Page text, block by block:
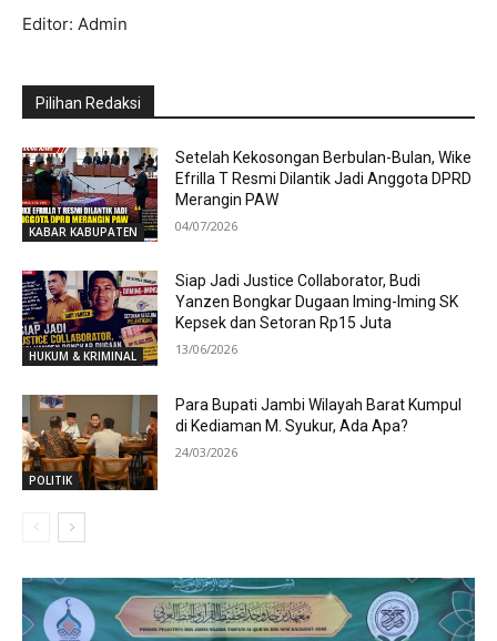
Editor: Admin
Pilihan Redaksi
KABAR KABUPATEN
Setelah Kekosongan Berbulan-Bulan, Wike
Efrilla T Resmi Dilantik Jadi Anggota DPRD
Merangin PAW
04/07/2026
HUKUM & KRIMINAL
Siap Jadi Justice Collaborator, Budi
Yanzen Bongkar Dugaan Iming-Iming SK
Kepsek dan Setoran Rp15 Juta
13/06/2026
POLITIK
Para Bupati Jambi Wilayah Barat Kumpul
di Kediaman M. Syukur, Ada Apa?
24/03/2026